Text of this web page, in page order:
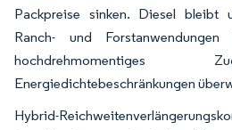
Packpreise sinken. Diesel bleibt
Ranch- und
hochdrehmomentiges
Energiedichtebeschränkungen
Hybrid-